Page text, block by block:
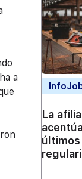
a
La
últimos